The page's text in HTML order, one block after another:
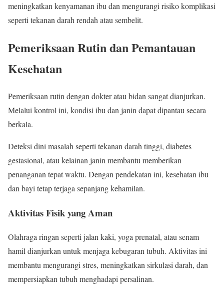
meningkatkan kenyamanan ibu dan mengurangi risiko komplikasi
seperti tekanan darah rendah atau sembelit.
Pemeriksaan Rutin dan Pemantauan
Kesehatan
Pemeriksaan rutin dengan dokter atau bidan sangat dianjurkan.
Melalui kontrol ini, kondisi ibu dan janin dapat dipantau secara
berkala.
Deteksi dini masalah seperti tekanan darah tinggi, diabetes
gestasional, atau kelainan janin membantu memberikan
penanganan tepat waktu. Dengan pendekatan ini, kesehatan ibu
dan bayi tetap terjaga sepanjang kehamilan.
Aktivitas Fisik yang Aman
Olahraga ringan seperti jalan kaki, yoga prenatal, atau senam
hamil dianjurkan untuk menjaga kebugaran tubuh. Aktivitas ini
membantu mengurangi stres, meningkatkan sirkulasi darah, dan
mempersiapkan tubuh menghadapi persalinan.